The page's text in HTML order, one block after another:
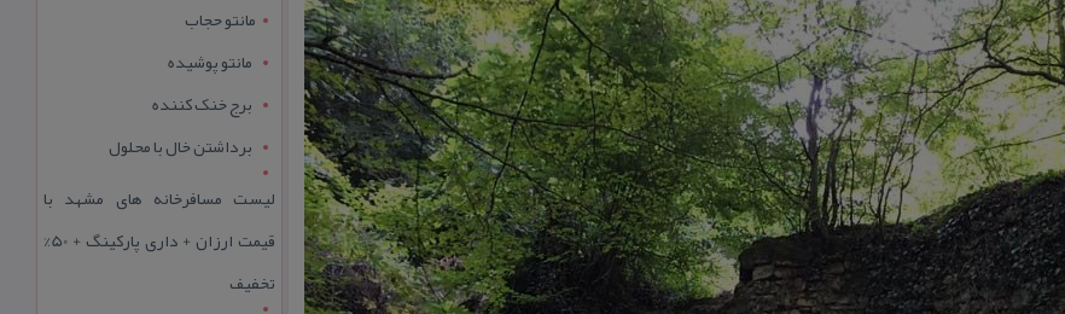
مانتو حجاب
مانتو پوشیده
برج خنک کننده
برداشتن خال با محلول
لیست مسافرخانه های مشهد با
قیمت ارزان + داری پارکینگ + 50%
تخفیف